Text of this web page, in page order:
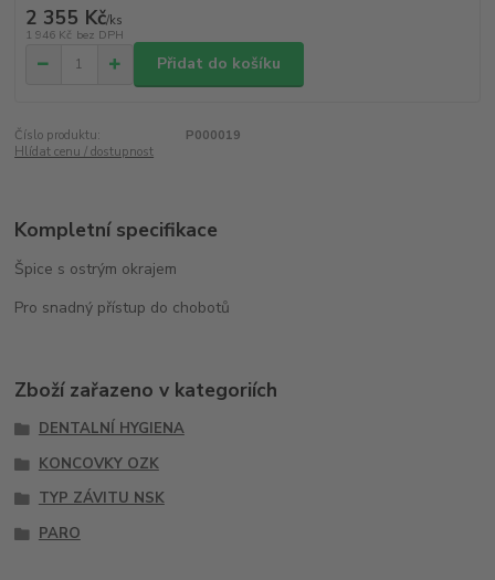
2 355 Kč/ks
1 946 Kč bez DPH
Přidat do košíku
Číslo produktu:
P000019
Hlídat cenu / dostupnost
Kompletní specifikace
Špice s ostrým okrajem
Pro snadný přístup do chobotů
Zboží zařazeno v kategoriích
DENTALNÍ HYGIENA
KONCOVKY OZK
TYP ZÁVITU NSK
PARO